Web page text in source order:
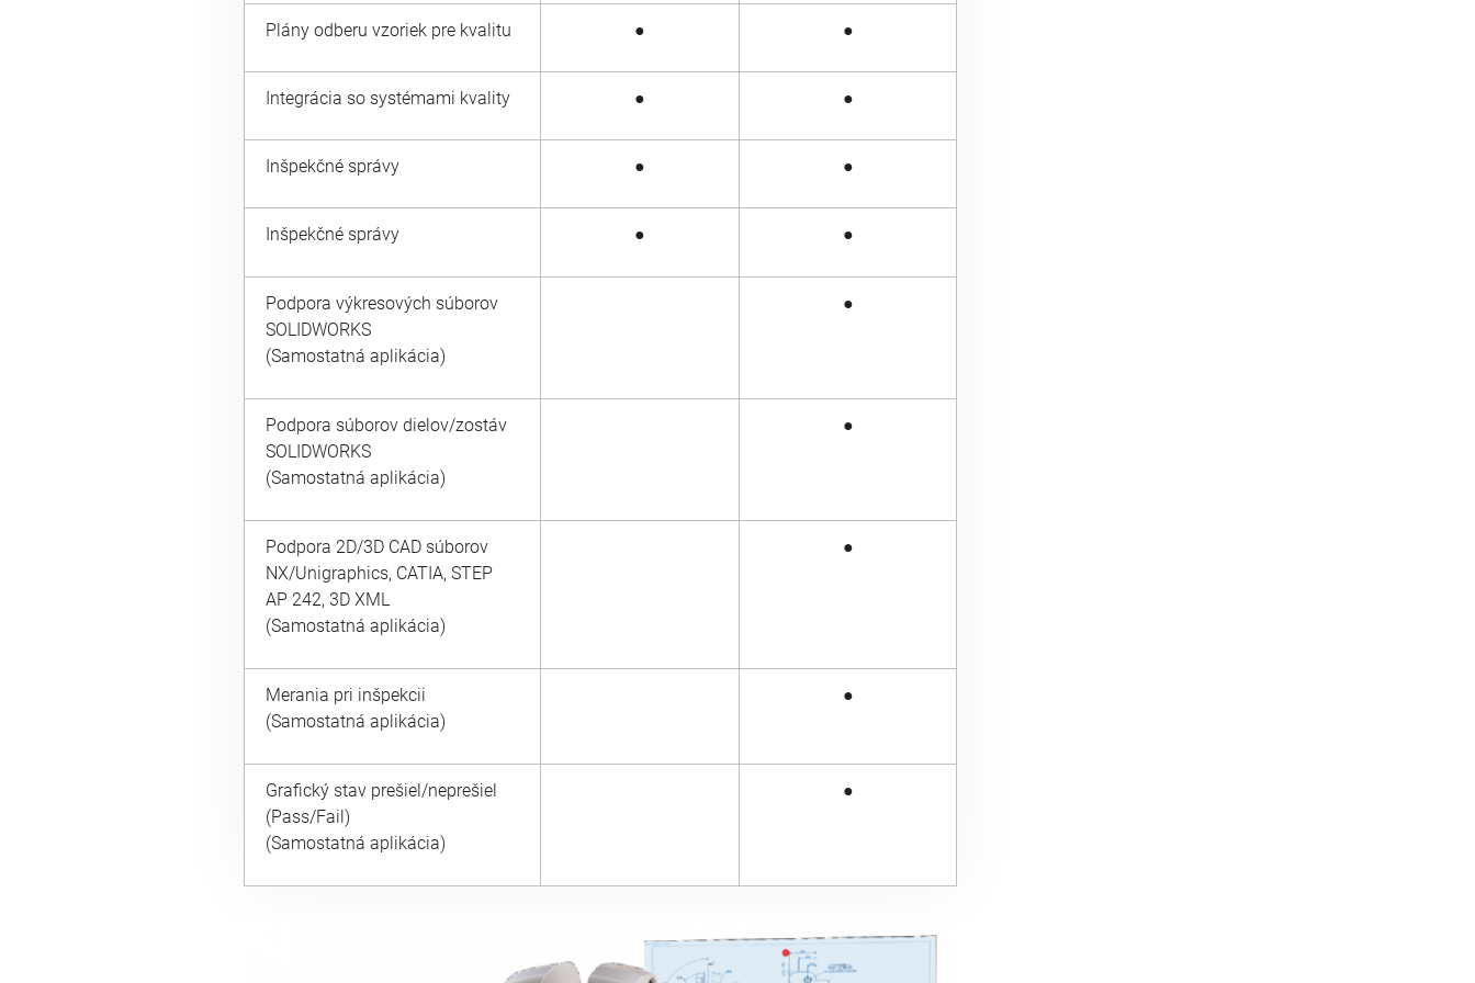
Plány odberu vzoriek pre kvalitu ● ●
Integrácia so systémami kvality ● ●
Inšpekčné správy ● ●
Inšpekčné správy ● ●
Podpora výkresových súborov
SOLIDWORKS
(Samostatná aplikácia)
●
Podpora súborov dielov/zostáv
SOLIDWORKS
(Samostatná aplikácia)
●
Podpora 2D/3D CAD súborov
NX/Unigraphics, CATIA, STEP
AP 242, 3D XML
(Samostatná aplikácia)
●
Merania pri inšpekcii
(Samostatná aplikácia)
●
Grafický stav prešiel/neprešiel
(Pass/Fail)
(Samostatná aplikácia)
●